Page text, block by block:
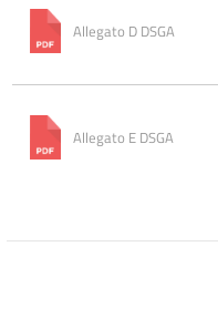
Allegato D DSGA
Allegato E DSGA